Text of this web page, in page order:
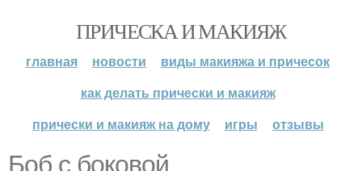
ПРИЧЕСКА И МАКИЯЖ
главная новости
виды макияжа и причесок
как делать прически и макияж
прически и макияж на дому
игры отзывы
Боб с боковой